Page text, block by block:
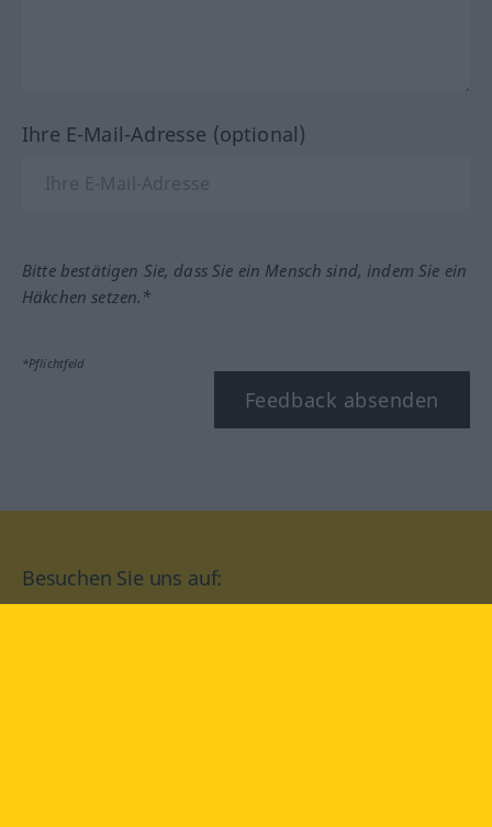
Ihre E-Mail-Adresse (optional)
Bitte bestätigen Sie, dass Sie ein Mensch sind, indem Sie ein
Häkchen setzen.*
*Pflichtfeld
Feedback absenden
Besuchen Sie uns auf: